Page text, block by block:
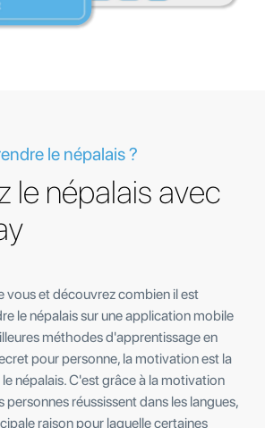
le népalais ?
le népalais avec
vous et découvrez combien il est
le népalais sur une application mobile
méthodes d'apprentissage en
pour personne, la motivation est la
népalais. C'est grâce à la motivation
personnes réussissent dans les langues,
raison pour laquelle certaines